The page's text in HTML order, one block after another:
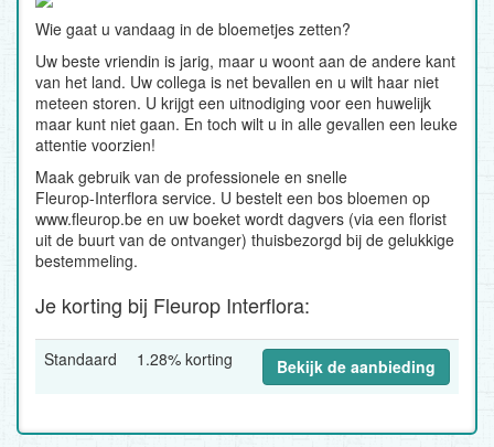
Wie gaat u vandaag in de bloemetjes zetten?
Uw beste vriendin is jarig, maar u woont aan de andere kant
van het land. Uw collega is net bevallen en u wilt haar niet
meteen storen. U krijgt een uitnodiging voor een huwelijk
maar kunt niet gaan. En toch wilt u in alle gevallen een leuke
attentie voorzien!
Maak gebruik van de professionele en snelle
Fleurop-Interflora service. U bestelt een bos bloemen op
www.fleurop.be en uw boeket wordt dagvers (via een florist
uit de buurt van de ontvanger) thuisbezorgd bij de gelukkige
bestemmeling.
Je korting bij Fleurop Interflora:
Standaard 1.28% korting Bekijk de aanbieding